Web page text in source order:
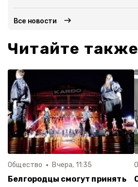
Все новости
Читайте также
Общество Вчера, 11:35
Белгородцы смогут принять